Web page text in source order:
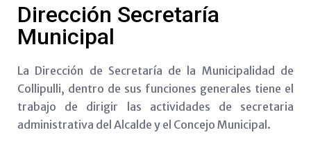
Dirección Secretaría
Municipal
La Dirección de Secretaría de la Municipalidad de
Collipulli, dentro de sus funciones generales tiene el
trabajo de dirigir las actividades de secretaria
administrativa del Alcalde y el Concejo Municipal.